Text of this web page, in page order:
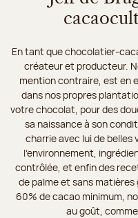
En tant que chocolatier-
créateur et producteur.
mention contraire, est en
dans nos propres
votre chocolat, pour des
sa naissance à son
charrie avec lui de belles
l’environnement,
contrôlée, et enfin des
de palme et sans
60% de cacao minimum,
au goût,